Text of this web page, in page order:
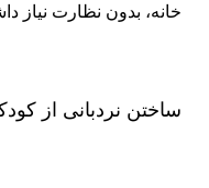
خانه، بدون نظارت نیاز
ساختن نردبانی از